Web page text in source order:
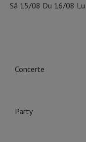
Sâ 15/08 Du 16/08 Lu
Concerte
Party